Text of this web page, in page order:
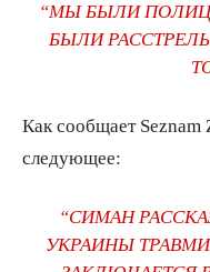
“МЫ БЫЛИ
БЫЛИ
Как сообщает Seznam
следующее:
“СИМАН
УКРАИНЫ